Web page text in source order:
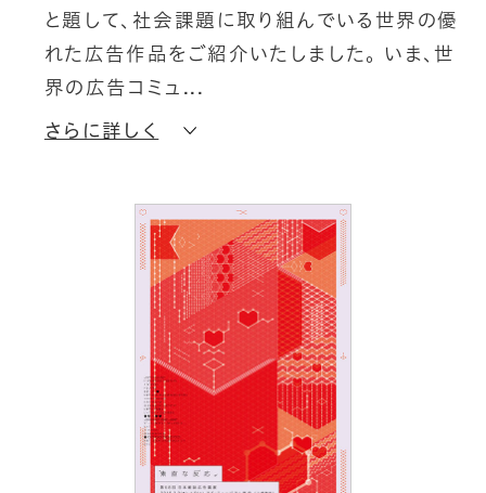
と題 して、 社会課題 に取 り 組んでいる世界の優
れた広告作品を ご紹 介いた し ま した。 い ま、世
界の広告コ ミ ュ
さらに詳しく